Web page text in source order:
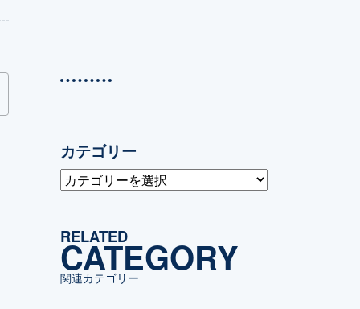
カテゴリー
カ
テ
リ
ー
RELATED
CATEGORY
関連カテゴリー